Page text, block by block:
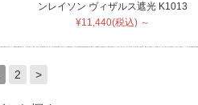
ンレイソン ヴィザルス遮光 K1013
¥11,440(税込) ～
2 >